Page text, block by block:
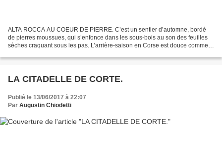
ALTA ROCCA AU COEUR DE PIERRE. C’est un sentier d’automne, bordé
de pierres moussues, qui s’enfonce dans les sous-bois au son des feuilles
sèches craquant sous les pas. L’arrière-saison en Corse est douce comme
LA CITADELLE DE CORTE.
Publié le 13/06/2017 à 22:07
Par Augustin Chiodetti